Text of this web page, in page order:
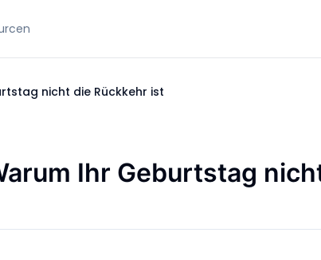
nicht die Rückkehr ist
Ihr Geburtstag